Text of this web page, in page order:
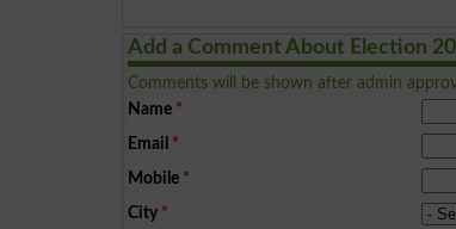
Add a Comment About Election
Comments will be shown after admin
Name *
Email *
Mobile *
City *